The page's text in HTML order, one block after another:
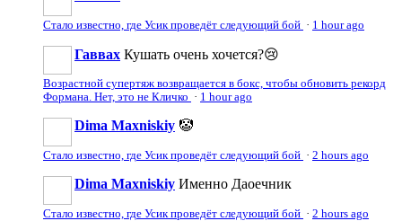
Стало известно, где Усик проведёт следующий бой · 1 hour ago
Гаввах Кушать очень хочется?😢
Возрастной супертяж возвращается в бокс, чтобы обновить рекорд
Формана. Нет, это не Кличко · 1 hour ago
Dima Maxniskiy 🤡
Стало известно, где Усик проведёт следующий бой · 2 hours ago
Dima Maxniskiy Именно Даоечник
Стало известно, где Усик проведёт следующий бой · 2 hours ago